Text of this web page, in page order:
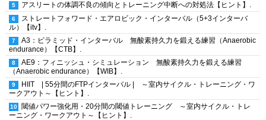
アスリートの体調不良の傾向とトレーニング中断への対処法【ヒント】.
ストレートフォワード・エアロビック・インターバル（5+3インターバ
ル）【itv】.
A3：ピラミッド・インターバル 無酸素持久力を鍛える練習（Anaerobic
endurance）【CTB】.
AE9：フィニッシュ・シミュレーション 無酸素持久力を鍛える練習
（Anaerobic endurance）【WIB】.
HIIT | 55分間のFTPインターバル | ～室内サイクル・トレーニング・ワ
ークアウト～【ヒント】.
閾値パワー強化用・20分間の閾値トレーニング ～室内サイクル・トレ
ーニング・ワークアウト～【ヒント】.